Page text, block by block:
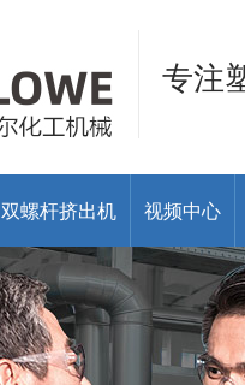
专注
双螺杆挤出机 视频中心